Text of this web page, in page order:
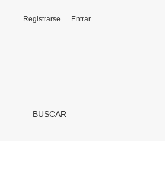
BUSCAR
Registrarse Entrar